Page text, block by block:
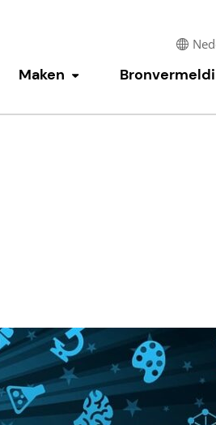
tonen
Maken Submenu tonen